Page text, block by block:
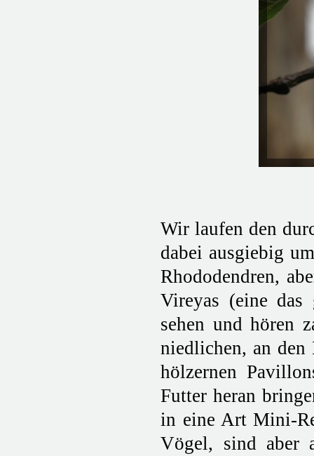
Wir laufen den
dabei ausgiebig
Rhododendren,
Vireyas (eine das
sehen und hören
niedlichen, an den
hölzernen
Futter heran
in eine Art Mini-
Vögel, sind aber